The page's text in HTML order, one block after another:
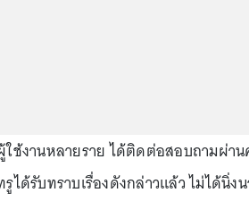
ใช้งานหลายราย ได้ติดต่อสอบถามผ่า
รูได้รับทราบเรื่องดังกล่าวแล้ว ไม่ได้นิ่